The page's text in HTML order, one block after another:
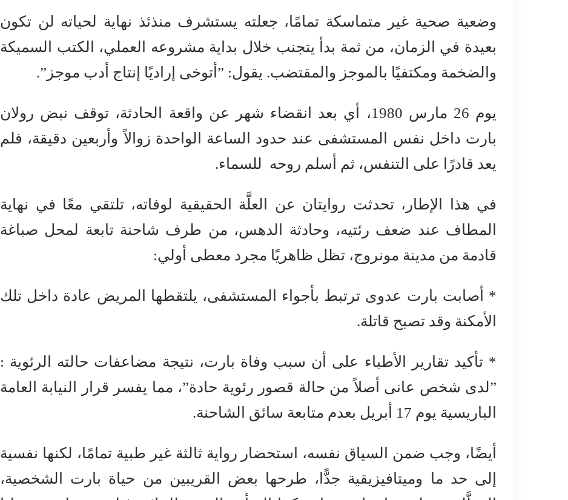
وضعية صحية غير متماسكة تمامًا، جعلته يستشرف منذئذ نهاية لحياته لن تكون
بعيدة في الزمان، من ثمة بدأ يتجنب خلال بداية مشروعه العملي، الكتب السميكة
والضخمة ومكتفيًا بالموجز والمقتضب. يقول: ”أتوخى إراديًا إنتاج أدب موجز”.
يوم 26 مارس 1980، أي بعد انقضاء شهر عن واقعة الحادثة، توقف نبض رولان
بارت داخل نفس المستشفى عند حدود الساعة الواحدة زوالاً وأربعين دقيقة، فلم
يعد قادرًا على التنفس، ثم أسلم روحه للسماء.
في هذا الإطار، تحدثت روايتان عن العلَّة الحقيقية لوفاته، تلتقي معًا في نهاية
المطاف عند ضعف رئتيه، وحادثة الدهس، من طرف شاحنة تابعة لمحل صباغة
قادمة من مدينة مونروج، تظل ظاهريًا مجرد معطى أولي:
* أصابت بارت عدوى ترتبط بأجواء المستشفى، يلتقطها المريض عادة داخل تلك
الأمكنة وقد تصبح قاتلة.
* تأكيد تقارير الأطباء على أن سبب وفاة بارت، نتيجة مضاعفات حالته الرئوية :
”لدى شخص عانى أصلاً من حالة قصور رئوية حادة”، مما يفسر قرار النيابة العامة
الباريسية يوم 17 أبريل بعدم متابعة سائق الشاحنة.
أيضًا، وجب ضمن السياق نفسه، استحضار رواية ثالثة غير طبية تمامًا، لكنها نفسية
إلى حد ما وميتافيزيقية جدًّا، طرحها بعض القريبين من حياة بارت الشخصية،